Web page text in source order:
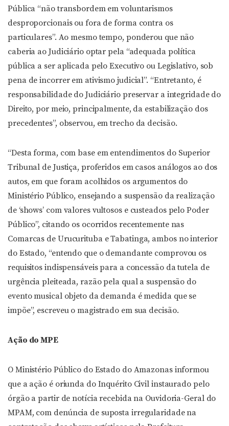
Pública “não transbordem em voluntarismos
desproporcionais ou fora de forma contra os
particulares”. Ao mesmo tempo, ponderou que não
caberia ao Judiciário optar pela “adequada política
pública a ser aplicada pelo Executivo ou Legislativo, sob
pena de incorrer em ativismo judicial”. “Entretanto, é
responsabilidade do Judiciário preservar a integridade do
Direito, por meio, principalmente, da estabilização dos
precedentes”, observou, em trecho da decisão.
“Desta forma, com base em entendimentos do Superior
Tribunal de Justiça, proferidos em casos análogos ao dos
autos, em que foram acolhidos os argumentos do
Ministério Público, ensejando a suspensão da realização
de ‘shows’ com valores vultosos e custeados pelo Poder
Público”, citando os ocorridos recentemente nas
Comarcas de Urucurituba e Tabatinga, ambos no interior
do Estado, “entendo que o demandante comprovou os
requisitos indispensáveis para a concessão da tutela de
urgência pleiteada, razão pela qual a suspensão do
evento musical objeto da demanda é medida que se
impõe”, escreveu o magistrado em sua decisão.
Ação do MPE
O Ministério Público do Estado do Amazonas informou
que a ação é oriunda do Inquérito Civil instaurado pelo
órgão a partir de notícia recebida na Ouvidoria-Geral do
MPAM, com denúncia de suposta irregularidade na